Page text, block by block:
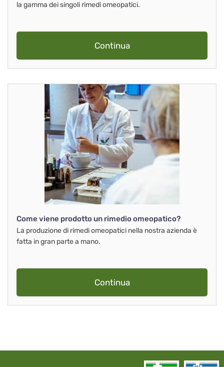
la gamma dei singoli rimedi omeopatici.
Continua
Come viene prodotto un rimedio omeopatico?
La produzione di rimedi omeopatici nella nostra azienda è
fatta in gran parte a mano.
Continua